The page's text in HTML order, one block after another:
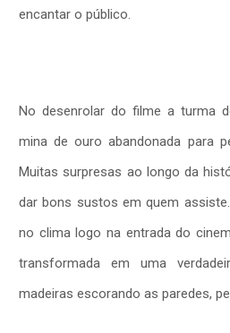
encantar o público.
No desenrolar do filme a turma
mina de ouro abandonada para
Muitas surpresas ao longo da
dar bons sustos em quem
no clima logo na entrada do
transformada em uma
madeiras escorando as paredes,